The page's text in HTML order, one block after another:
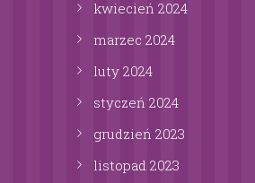
kwiecień 2024
marzec 2024
luty 2024
styczeń 2024
grudzień 2023
listopad 2023